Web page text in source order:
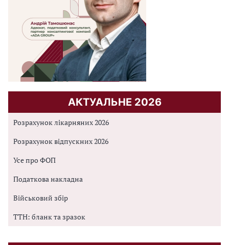
АКТУАЛЬНЕ 2026
Розрахунок лікарняних 2026
Розрахунок відпускних 2026
Усе про ФОП
Податкова накладна
Військовий збір
ТТН: бланк та зразок